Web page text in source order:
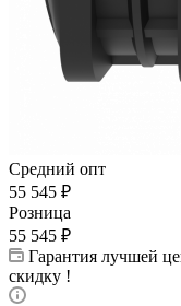
Средний опт
55 545 ₽
Розница
55 545 ₽
Гарантия лучшей
скидку !